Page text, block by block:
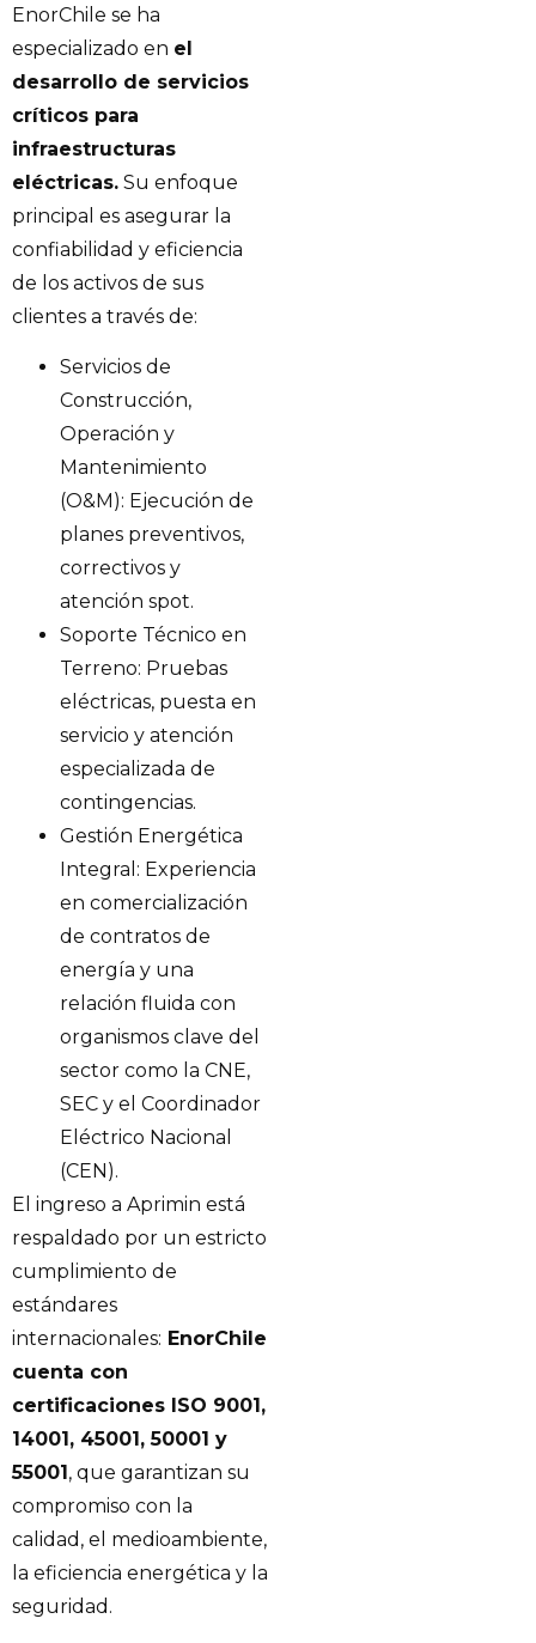
EnorChile se ha
especializado en el
desarrollo de servicios
críticos para
infraestructuras
eléctricas. Su enfoque
principal es asegurar la
confiabilidad y eficiencia
de los activos de sus
clientes a través de:
Servicios de
Construcción,
Operación y
Mantenimiento
(O&M): Ejecución de
planes preventivos,
correctivos y
atención spot.
Soporte Técnico en
Terreno: Pruebas
eléctricas, puesta en
servicio y atención
especializada de
contingencias.
Gestión Energética
Integral: Experiencia
en comercialización
de contratos de
energía y una
relación fluida con
organismos clave del
sector como la CNE,
SEC y el Coordinador
Eléctrico Nacional
(CEN).
El ingreso a Aprimin está
respaldado por un estricto
cumplimiento de
estándares
internacionales: EnorChile
cuenta con
certificaciones ISO 9001,
14001, 45001, 50001 y
55001, que garantizan su
compromiso con la
calidad, el medioambiente,
la eficiencia energética y la
seguridad.